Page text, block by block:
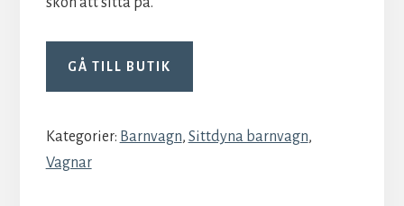
GÅ TILL BUTIK
Kategorier: Barnvagn, Sittdyna barnvagn,
Vagnar